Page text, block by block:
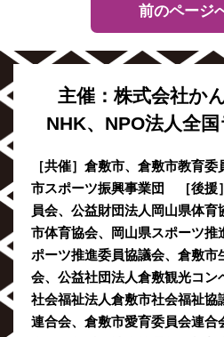
前のページ
主催：株式会社か
NHK、NPO法人全
［共催］倉敷市、倉敷市教育
市スポーツ振興事業団 ［後援
員会、公益財団法人岡山県体
市体育協会、岡山県スポーツ推
ポーツ推進委員協議会、倉敷市
会、公益社団法人倉敷観光コン
社会福祉法人倉敷市社会福祉協
連合会、倉敷市愛育委員会連合